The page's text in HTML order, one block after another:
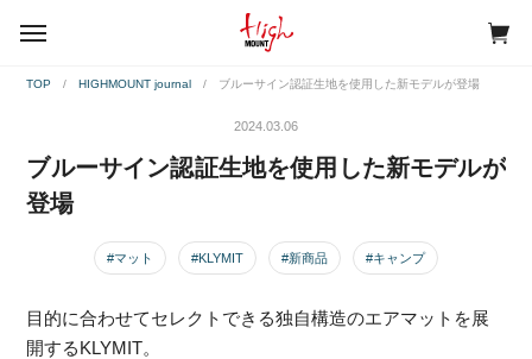
TOP HIGHMOUNT journal ブルーサイン認証生地を使用した新モデルが登場
2024.03.06
ブルーサイン認証生地を使用した新モデルが
登場
#マット #KLYMIT #新商品 #キャンプ
目的に合わせてセレクトできる独自構造のエアマットを展
開するKLYMIT。